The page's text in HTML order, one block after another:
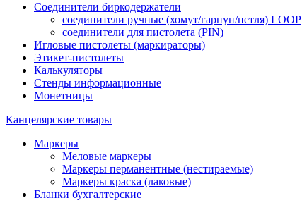
Соединители биркодержатели
соединители ручные (хомут/гарпун/петля) LOOP
соединители для пистолета (PIN)
Игловые пистолеты (маркираторы)
Этикет-пистолеты
Калькуляторы
Стенды информационные
Монетницы
Канцелярские товары
Маркеры
Меловые маркеры
Маркеры перманентные (нестираемые)
Маркеры краска (лаковые)
Бланки бухгалтерские